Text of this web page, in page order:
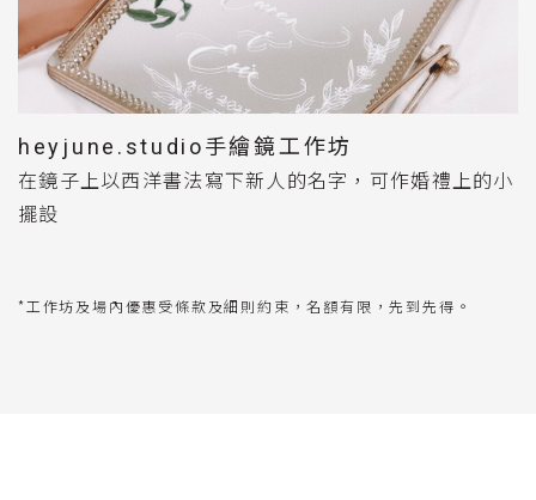
heyjune.studio手繪鏡工作坊
在鏡子上以西洋書法寫下新人的名字，可作婚禮上的小
擺設
*工作坊及場內優惠受條款及細則約束，名額有限，先到先得。